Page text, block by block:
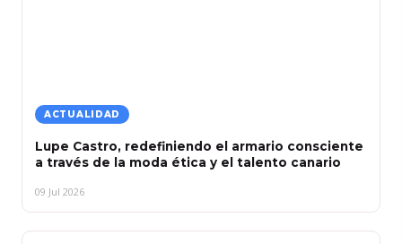
ACTUALIDAD
Lupe Castro, redefiniendo el armario consciente
a través de la moda ética y el talento canario
09 Jul 2026